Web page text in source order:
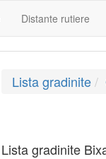
Distante rutiere
Lista gradinite
Lista gradinite